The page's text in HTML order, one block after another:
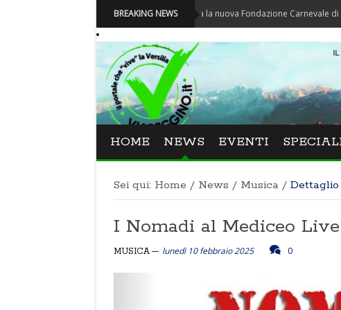
BREAKING NEWS
Carnevale - Nominata la nuova Fondazione Carnevale di Viareggio
HOME NEWS EVENTI
Sei qui: Home / News / Musica / Dettaglio
I Nomadi al Mediceo
MUSICA lunedì 10 febbraio 2025 0